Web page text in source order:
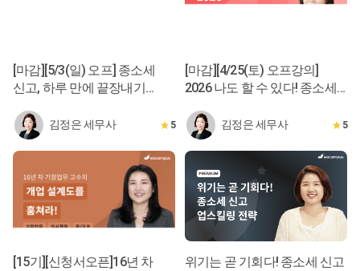
[마감][5/3(일) 오프] 종소세
신고, 하루 만에 끝장내기
김정은 세무사 5
[마감][4/25(토) 오프강의]
2026 나도 할 수 있다! 종소세
김정은 세무사 5
[15기][신청서오픈]16년 차
위기는 곧 기회다! 종소세 신고